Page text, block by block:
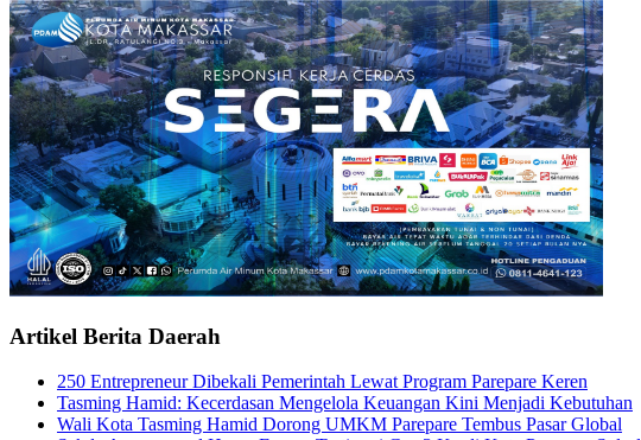
Artikel Berita Daerah
250 Entrepreneur Dibekali Pemerintah Lewat Program Parepare Keren
Tasming Hamid: Kecerdasan Mengelola Keuangan Kini Menjadi Kebutuhan
Wali Kota Tasming Hamid Dorong UMKM Parepare Tembus Pasar Global